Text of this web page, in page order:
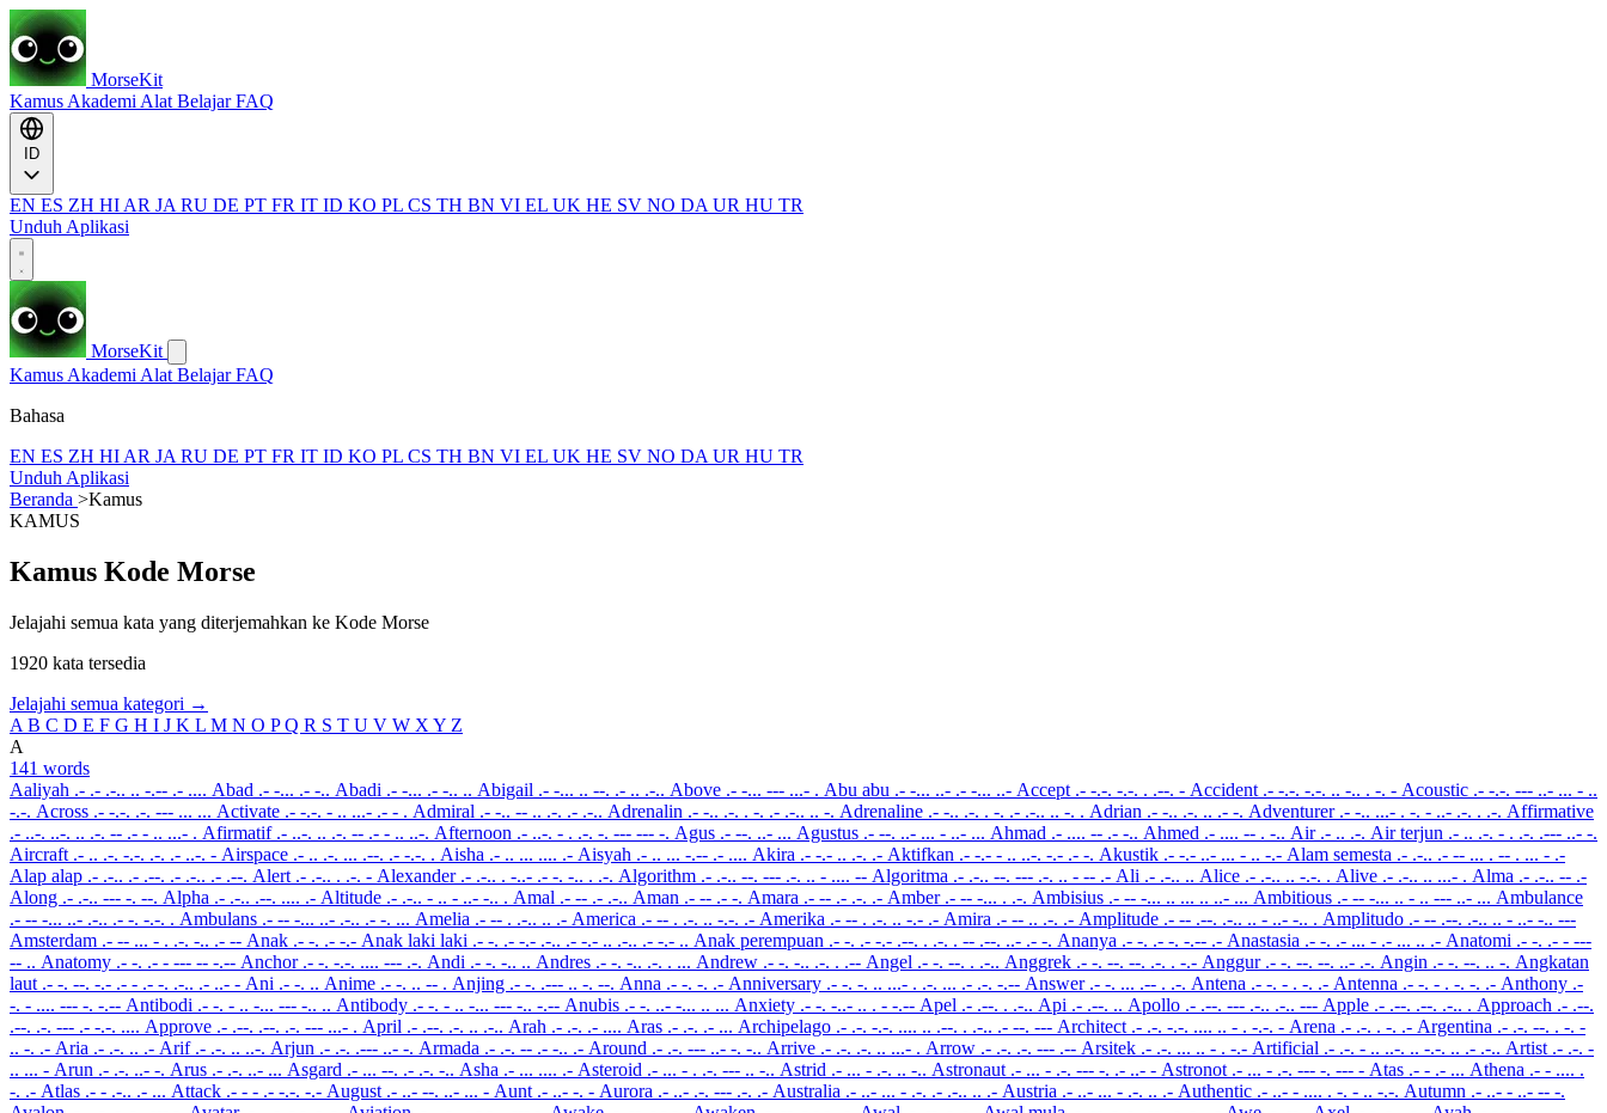
MorseKit
Kamus Akademi Alat BelajarFAQ
EN ES ZH HI AR JA RU DE PT FR IT ID KO PL CS TH BN VI EL UK HE SV NO DA UR HU TR
Unduh Aplikasi
MorseKit
Kamus Akademi Alat BelajarFAQ
Bahasa
EN ES ZH HI AR JA RU DE PT FR IT ID KO PL CS TH BN VI EL UK HE SV NO DA UR HU TR
Unduh Aplikasi
Beranda >Kamus
KAMUS
Kamus Kode Morse
Jelajahi semua kata yang diterjemahkan ke Kode Morse
1920 kata tersedia
Jelajahi semua kategori →
A B C D E F G H I J K L M N O PQ R S T U V W X Y Z
A
141 words
Aaliyah .- .- .-.. .. -.-- .- .... Abad .- -... .- -.. Abadi .- -... .- -.. .. Abigail .- -... .. --. .- .. .-.. Above .- -... --- ...- . Abu abu .- -... ..- .- -... ..- Accept .- -.-. -.-. . .--. - Accident .- -.-. -.-. .. -.. . -. - Acoustic .- -.-. --- ..- ... - ..
-.-. Across .- -.-. .-. --- ... ... Activate .- -.-. - .. ...- .- - . Admiral .- -.. -- .. .-. .- .-.. Adrenalin .- -.. .-. . -. .- .-.. .. -. Adrenaline .- -.. .-. . -. .- .-.. .. -. . Adrian .- -.. .-. .. .- -. Adventurer .- -.. ...- . -. - ..- .-. . .-. Affirmative
.- ..-. ..-. .. .-. -- .- - .. ...- . Afirmatif .- ..-. .. .-. -- .- - .. ..-. Afternoon .- ..-. - . .-. -. --- --- -. Agus .- --. ..- ... Agustus .- --. ..- ... - ..- ... Ahmad .- .... -- .- -.. Ahmed .- .... -- . -.. Air .- .. .-. Air terjun .- .. .-. - . .-. .--- ..- -.
Aircraft .- .. .-. -.-. .-. .- ..-. - Airspace .- .. .-. ... .--. .- -.-. . Aisha .- .. ... .... .- Aisyah .- .. ... -.-- .- .... Akira .- -.- .. .-. .- Aktifkan .- -.- - .. ..-. -.- .- -. Akustik .- -.- ..- ... - .. -.- Alam semesta .- .-.. .- -- ... . -- . ... - .-
Alap alap .- .-.. .- .--. .- .-.. .- .--. Alert .- .-.. . .-. - Alexander .- .-.. . -..- .- -. -.. . .-. Algorithm .- .-.. --. --- .-. .. - .... -- Algoritma .- .-.. --. --- .-. .. - -- .- Ali .- .-.. .. Alice .- .-.. .. -.-. . Alive .- .-.. .. ...- . Alma .- .-.. -- .-
Along .- .-.. --- -. --. Alpha .- .-.. .--. .... .- Altitude .- .-.. - .. - ..- -.. . Amal .- -- .- .-.. Aman .- -- .- -. Amara .- -- .- .-. .- Amber .- -- -... . .-. Ambisius .- -- -... .. ... .. ..- ... Ambitious .- -- -... .. - .. --- ..- ... Ambulance
.- -- -... ..- .-.. .- -. -.-. . Ambulans .- -- -... ..- .-.. .- -. ... Amelia .- -- . .-.. .. .- America .- -- . .-. .. -.-. .- Amerika .- -- . .-. .. -.- .- Amira .- -- .. .-. .- Amplitude .- -- .--. .-.. .. - ..- -.. . Amplitudo .- -- .--. .-.. .. - ..- -.. ---
Amsterdam .- -- ... - . .-. -.. .- -- Anak .- -. .- -.- Anak laki laki .- -. .- -.- .-.. .- -.- .. .-.. .- -.- .. Anak perempuan .- -. .- -.- .--. . .-. . -- .--. ..- .- -. Ananya .- -. .- -. -.-- .- Anastasia .- -. .- ... - .- ... .. .- Anatomi .- -. .- - ---
-- .. Anatomy .- -. .- - --- -- -.-- Anchor .- -. -.-. .... --- .-. Andi .- -. -.. .. Andres .- -. -.. .-. . ... Andrew .- -. -.. .-. . .-- Angel .- -. --. . .-.. Anggrek .- -. --. --. .-. . -.- Anggur .- -. --. --. ..- .-. Angin .- -. --. .. -. Angkatan
laut .- -. --. -.- .- - .- -. .-.. .- ..- - Ani .- -. .. Anime .- -. .. -- . Anjing .- -. .--- .. -. --. Anna .- -. -. .- Anniversary .- -. -. .. ...- . .-. ... .- .-. -.-- Answer .- -. ... .-- . .-. Antena .- -. - . -. .- Antenna .- -. - . -. -. .- Anthony .-
-. - .... --- -. -.-- Antibodi .- -. - .. -... --- -.. .. Antibody .- -. - .. -... --- -.. -.-- Anubis .- -. ..- -... .. ... Anxiety .- -. -..- .. . - -.-- Apel .- .--. . .-.. Api .- .--. .. Apollo .- .--. --- .-.. .-.. --- Apple .- .--. .--. .-.. . Approach .- .--.
.--. .-. --- .- -.-. .... Approve .- .--. .--. .-. --- ...- . April .- .--. .-. .. .-.. Arah .- .-. .- .... Aras .- .-. .- ... Archipelago .- .-. -.-. .... .. .--. . .-.. .- --. --- Architect .- .-. -.-. .... .. - . -.-. - Arena .- .-. . -. .- Argentina .- .-. --. . -. -
.. -. .- Aria .- .-. .. .- Arif .- .-. .. ..-. Arjun .- .-. .--- ..- -. Armada .- .-. -- .- -.. .- Around .- .-. --- ..- -. -.. Arrive .- .-. .-. .. ...- . Arrow .- .-. .-. --- .-- Arsitek .- .-. ... .. - . -.- Artificial .- .-. - .. ..-. .. -.-. .. .- .-.. Artist .- .-. -
.. ... - Arun .- .-. ..- -. Arus .- .-. ..- ... Asgard .- ... --. .- .-. -.. Asha .- ... .... .- Asteroid .- ... - . .-. --- .. -.. Astrid .- ... - .-. .. -.. Astronaut .- ... - .-. --- -. .- ..- - Astronot .- ... - .-. --- -. --- - Atas .- - .- ... Athena .- - .... .
-. .- Atlas .- - .-.. .- ... Attack .- - - .- -.-. -.- August .- ..- --. ..- ... - Aunt .- ..- -. - Aurora .- ..- .-. --- .-. .- Australia .- ..- ... - .-. .- .-.. .. .- Austria .- ..- ... - .-. .. .- Authentic .- ..- - .... . -. - .. -.-. Autumn .- ..- - ..- -- -.